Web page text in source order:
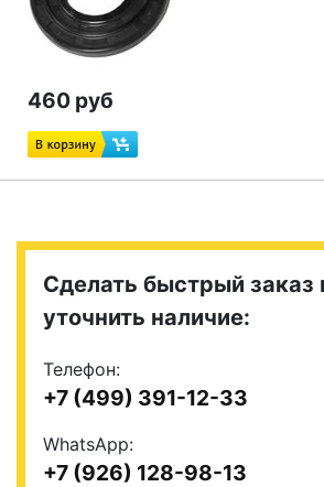
460 руб
Сделать быстрый заказ
уточнить наличие:
Телефон:
+7 (499) 391-12-33
WhatsApp:
+7 (926) 128-98-13